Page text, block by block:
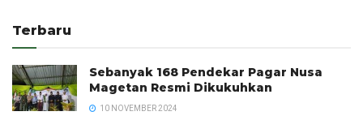
Terbaru
Sebanyak 168 Pendekar Pagar Nusa
Magetan Resmi Dikukuhkan
10 NOVEMBER 2024